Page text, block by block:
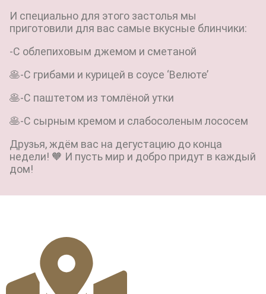
И специально для этого застолья мы
приготовили для вас самые вкусные блинчики:
-С облепиховым джемом и сметаной
🥞-С грибами и курицей в соусе ‘Велюте’
🥞-С паштетом из томлёной утки
🥞-С сырным кремом и слабосоленым лососем
Друзья, ждём вас на дегустацию до конца
недели! 🧡 И пусть мир и добро придут в каждый
дом!